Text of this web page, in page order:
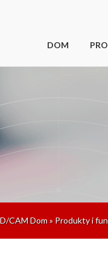
DOM
CAM Dom» Produkty i